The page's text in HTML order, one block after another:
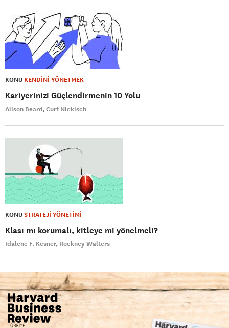
KONU KENDİNİ YÖNETMEK
Kariyerinizi Güçlendirmenin 10 Yolu
Alison Beard Curt Nickisch
KONUSTRATEJİ YÖNETİMİ
Klası mı korumalı, kitleye mi yönelmeli?
Idalene F. Kesner Rockney Walters